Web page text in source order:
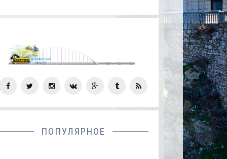
СОЦ
СЕТИ
ПОПУЛЯРНОЕ